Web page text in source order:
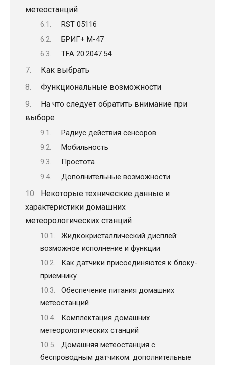
метеостанций
RST 05116
БРИГ+ М-47
TFA 20.2047.54
Как выбрать
Функциональные возможности
На что следует обратить внимание при
выборе
Радиус действия сенсоров
Мобильность
Простота
Дополнительные возможности
Некоторые технические данные и
характеристики домашних
метеорологических станций
Жидкокристаллический дисплей:
возможное исполнение и функции
Как датчики присоединяются к блоку-
приемнику
Обеспечение питания домашних
метеостанций
Комплектация домашних
метеорологических станций
Домашняя метеостанция с
беспроводным датчиком: дополнительные